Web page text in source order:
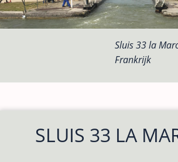
Sluis 33 la
Frankrijk
SLUIS 33 LA